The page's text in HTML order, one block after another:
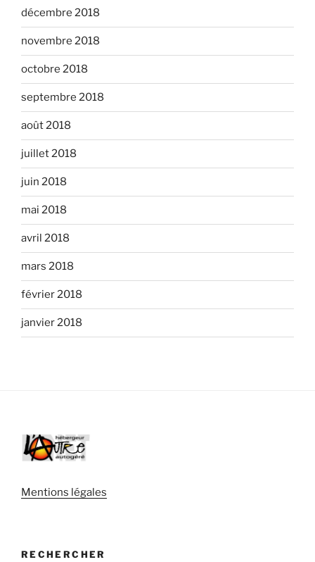
décembre 2018
novembre 2018
octobre 2018
septembre 2018
août 2018
juillet 2018
juin 2018
mai 2018
avril 2018
mars 2018
février 2018
janvier 2018
Mentions légales
RECHERCHER